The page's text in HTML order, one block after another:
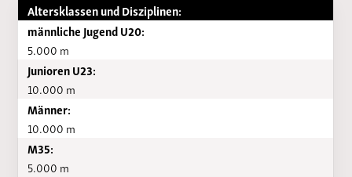
Altersklassen und Disziplinen:
männliche Jugend U20:
5.000 m
Junioren U23:
10.000 m
Männer:
10.000 m
M35:
5.000 m